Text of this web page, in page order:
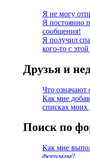
Я не могу
Я постоянно
сообщения!
Я получил
кого-то с
Друзья и
Что означают
Как мне
списках моих
Поиск по
Как мне